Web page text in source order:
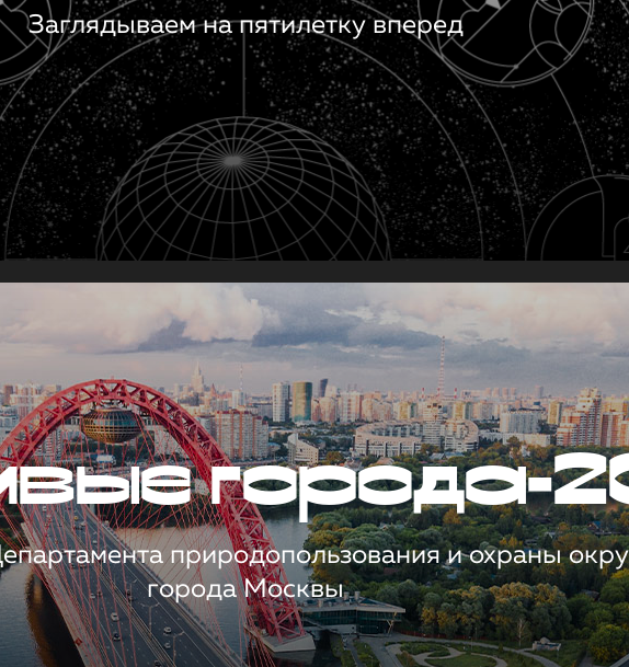
Заглядываем на пятилетку вперед
города-
природопользования и охраны
города Москвы